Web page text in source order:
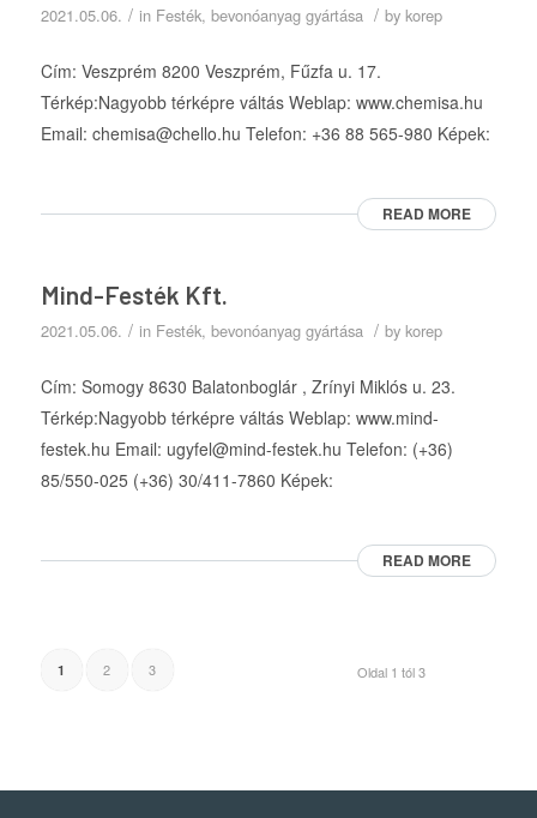
2021.05.06. / in Festék, bevonóanyag gyártása / by korep
Cím: Veszprém 8200 Veszprém, Fűzfa u. 17.
Térkép:Nagyobb térképre váltás Weblap: www.chemisa.hu
Email: chemisa@chello.hu Telefon: +36 88 565-980 Képek:
READ MORE
Mind-Festék Kft.
2021.05.06. / in Festék, bevonóanyag gyártása / by korep
Cím: Somogy 8630 Balatonboglár , Zrínyi Miklós u. 23.
Térkép:Nagyobb térképre váltás Weblap: www.mind-
festek.hu Email: ugyfel@mind-festek.hu Telefon: (+36)
85/550-025 (+36) 30/411-7860 Képek:
READ MORE
Oldal 1 tól 3
1 2 3